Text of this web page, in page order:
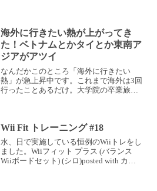
海外に行きたい熱が上がってき
た！ベトナムとかタイとか東南ア
ジアがアツイ
なんだかこのところ「海外に行きたい
熱」が急上昇中です。これまで海外は3回
行ったことあるだけ。大学院の卒業旅行
ーでタイに行き...
Wii Fit トレーニング #18
水、日で実施している恒例のWiiトレをし
ました。Wiiフィット プラス (バランス
Wiiボードセット) (シロ)posted with カエ